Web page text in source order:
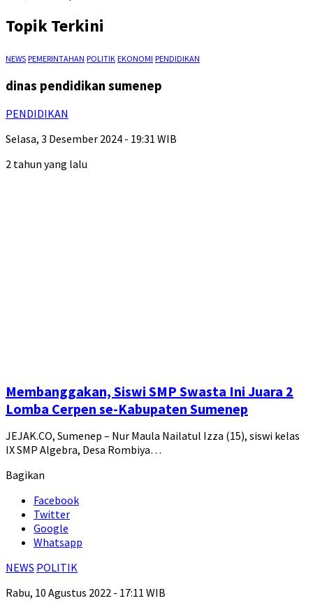
Topik Terkini
NEWS PEMERINTAHAN POLITIK EKONOMI PENDIDIKAN
dinas pendidikan sumenep
PENDIDIKAN
Selasa, 3 Desember 2024 - 19:31 WIB
2 tahun yang lalu
Membanggakan, Siswi SMP Swasta Ini Juara 2
Lomba Cerpen se-Kabupaten Sumenep
JEJAK.CO, Sumenep – Nur Maula Nailatul Izza (15), siswi kelas
IX SMP Algebra, Desa Rombiya…
Bagikan
Facebook
Twitter
Google
Whatsapp
NEWS POLITIK
Rabu, 10 Agustus 2022 - 17:11 WIB